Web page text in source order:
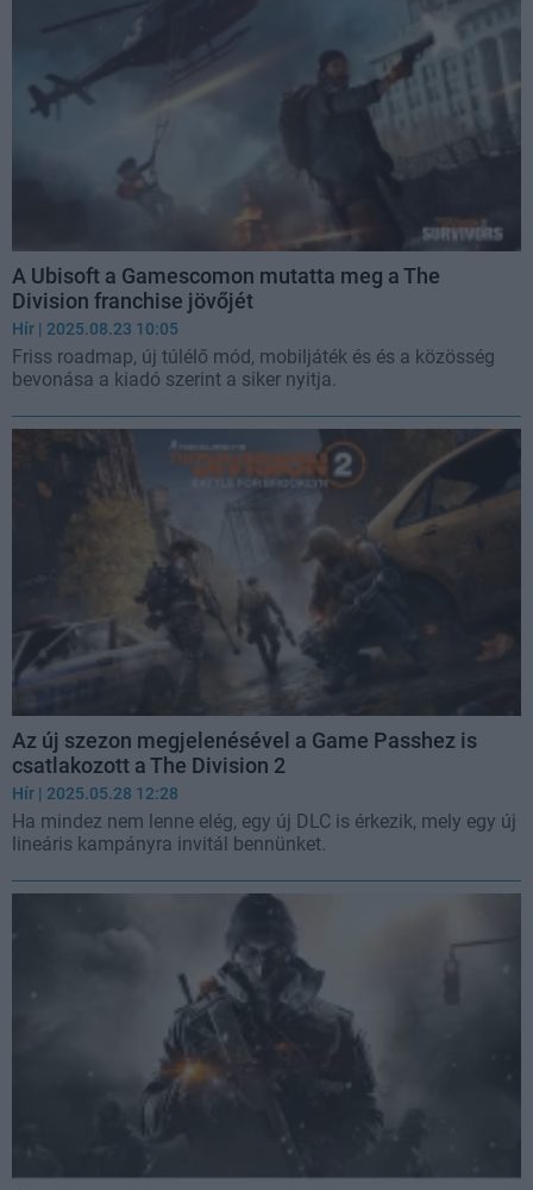
A Ubisoft a Gamescomon mutatta meg a The
Division franchise jövőjét
Hír | 2025.08.23 10:05
Friss roadmap, új túlélő mód, mobiljáték és és a közösség
bevonása a kiadó szerint a siker nyitja.
Az új szezon megjelenésével a Game Passhez is
csatlakozott a The Division 2
Hír | 2025.05.28 12:28
Ha mindez nem lenne elég, egy új DLC is érkezik, mely egy új
lineáris kampányra invitál bennünket.